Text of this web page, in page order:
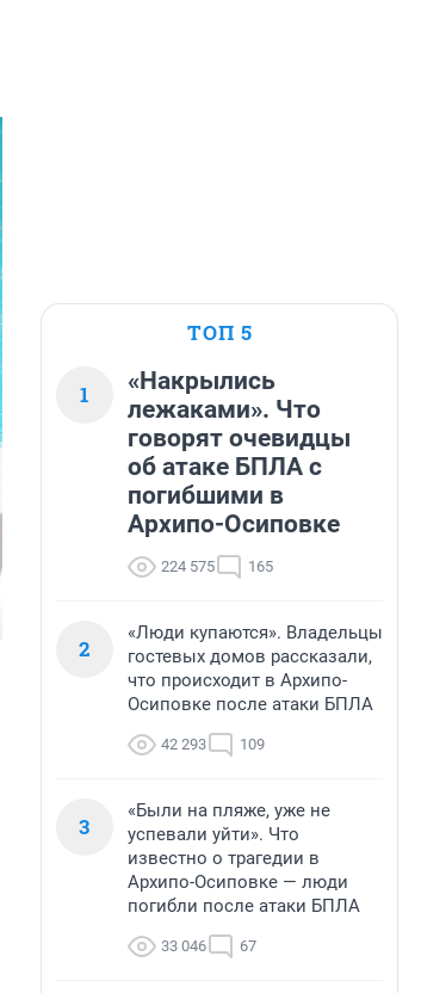
ТОП 5
1
«Накрылись
лежаками». Что
говорят очевидцы
об атаке БПЛА с
погибшими в
Архипо-Осиповке
224 575 165
2
«Люди купаются». Владельцы
гостевых домов рассказали,
что происходит в Архипо-
Осиповке после атаки БПЛА
42 293 109
3
«Были на пляже, уже не
успевали уйти». Что
известно о трагедии в
Архипо-Осиповке — люди
погибли после атаки БПЛА
33 046 67